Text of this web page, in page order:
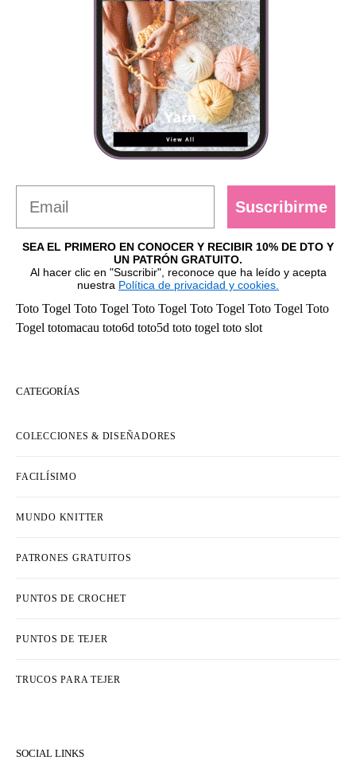
Suscribirme
SEA EL PRIMERO EN CONOCER Y RECIBIR 10% DE DTO Y
UN PATRÓN GRATUITO.
Al hacer clic en "Suscribir", reconoce que ha leído y acepta
nuestra Política de privacidad y cookies.
Toto Togel Toto Togel Toto Togel Toto Togel Toto Togel Toto
Togel totomacau toto6d toto5d toto togel toto slot
CATEGORÍAS
COLECCIONES & DISEÑADORES
FACILÍSIMO
MUNDO KNITTER
PATRONES GRATUITOS
PUNTOS DE CROCHET
PUNTOS DE TEJER
TRUCOS PARA TEJER
SOCIAL LINKS